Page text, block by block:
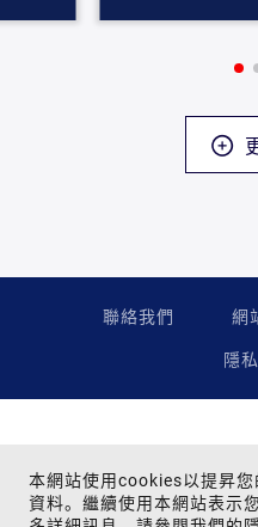
聯絡我們 網
隱
本網站使用cookies以提昇
資料。繼續使用本網站表示